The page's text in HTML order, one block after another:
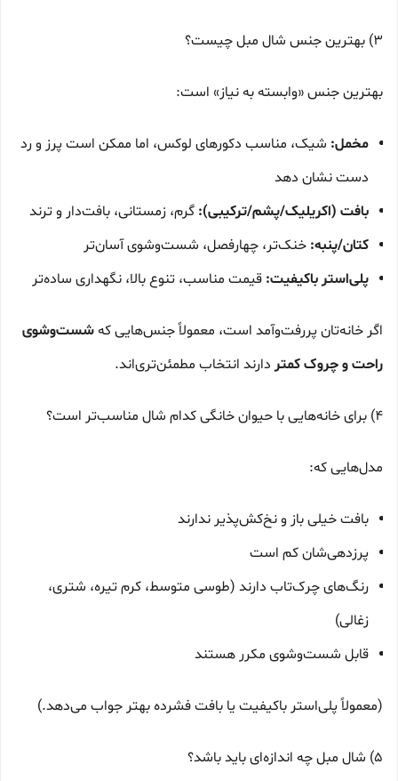
3) بهترین جنس شال مبل چیست؟
بهترین جنس «وابسته به نیاز» است:
مخمل: شیک، مناسب دکورهای لوکس، اما ممکن است پرز و رد
دست نشان دهد
بافت (اکریلیک/پشم/ترکیبی): گرم، زمستانی، بافت‌دار و ترند
کتان/پنبه: خنک‌تر، چهارفصل، شست‌وشوی آسان‌تر
پلی‌استر باکیفیت: قیمت مناسب، تنوع بالا، نگهداری ساده‌تر
اگر خانه‌تان پررفت‌وآمد است، معمولاً جنس‌هایی کهشست‌وشوی
راحت و چروک کمتر دارند انتخاب مطمئن‌تری‌اند.
4) برای خانه‌هایی با حیوان خانگی کدام شال مناسب‌تر است؟
مدل‌هایی که:
بافت خیلی باز و نخ‌کش‌پذیر ندارند
پرزدهی‌شان کم است
رنگ‌های چرک‌تاب دارند (طوسی متوسط، کرم تیره، شتری،
زغالی)
قابل شست‌وشوی مکرر هستند
(معمولاً پلی‌استر باکیفیت یا بافت فشرده بهتر جواب می‌دهد.)
5) شال مبل چه اندازه‌ای باید باشد؟